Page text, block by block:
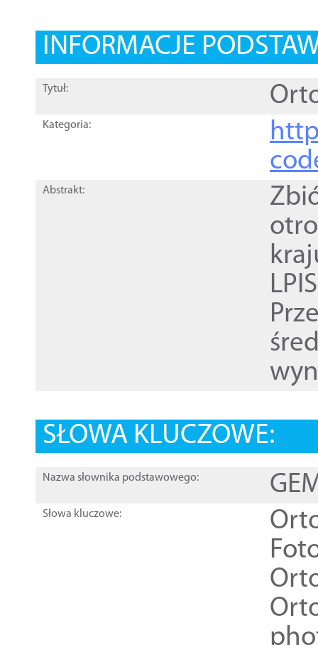
INFORMACJE
Tytuł:
Kategoria:
Abstrakt:
SŁOWA KLUCZOWE:
Nazwa słownika podstawowego:
Słowa kluczowe: